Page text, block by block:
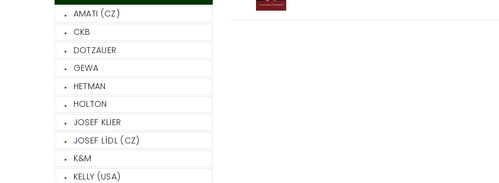
AMATI (CZ)
CKB
DOTZAUER
GEWA
HETMAN
HOLTON
JOSEF KLIER
JOSEF LÍDL (CZ)
K&M
KELLY (USA)